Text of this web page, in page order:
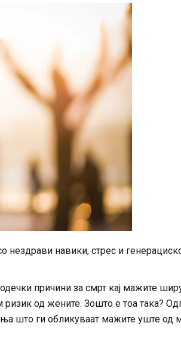
нездрави навики, стрес и
причини за смрт кај мажите
од жените. Зошто е тоа така?
што ги обликуваат мажите уште од